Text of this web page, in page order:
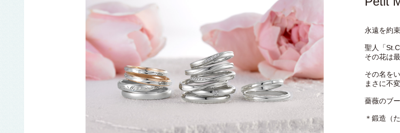
永遠を約
聖人「
その花は
その名を
まさに不
薔薇のブ
＊鍛造（